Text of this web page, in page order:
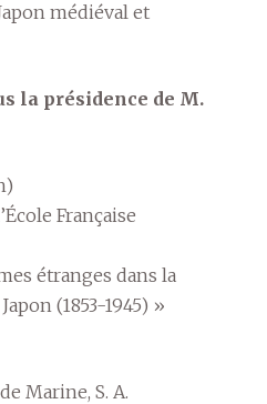
médiéval et
la présidence de M.
Française
étranges dans la
(1853-1945) »
Marine, S. A.